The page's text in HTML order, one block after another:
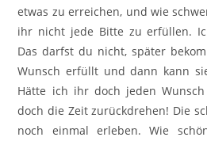
etwas zu erreichen, und wie
ihr nicht jede Bitte zu erfüllen.
Das darfst du nicht, später
Wunsch erfüllt und dann kann
Hätte ich ihr doch jeden
doch die Zeit zurückdrehen! Die
noch einmal erleben. Wie